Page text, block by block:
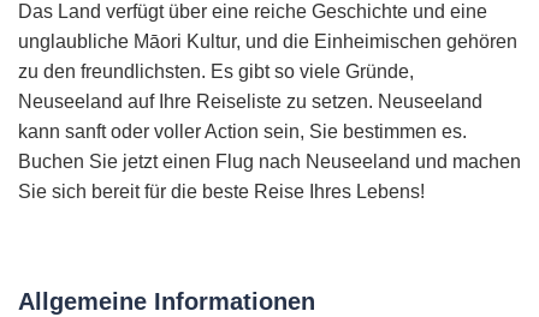
Das Land verfügt über eine reiche Geschichte und eine
unglaubliche Māori Kultur, und die Einheimischen gehören
zu den freundlichsten. Es gibt so viele Gründe,
Neuseeland auf Ihre Reiseliste zu setzen. Neuseeland
kann sanft oder voller Action sein, Sie bestimmen es.
Buchen Sie jetzt einen Flug nach Neuseeland und machen
Sie sich bereit für die beste Reise Ihres Lebens!
Allgemeine Informationen